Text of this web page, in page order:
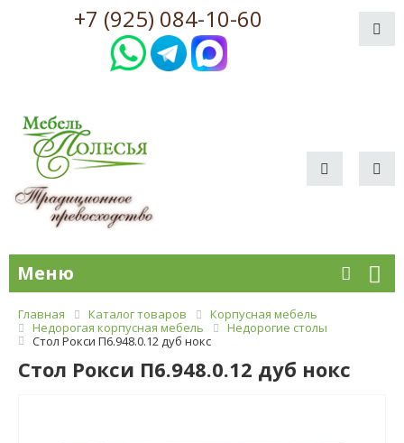
+7 (925) 084-10-60
Меню
Главная Каталог товаров
Корпусная мебель
Недорогая корпусная мебель
Недорогие столы
Стол Рокси П6.948.0.12 дуб нокс
Стол Рокси П6.948.0.12 дуб нокс